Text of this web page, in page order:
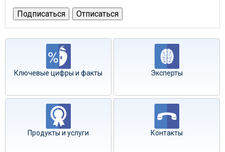
Ключевые цифры и факты Эксперты
Продукты и услуги Контакты